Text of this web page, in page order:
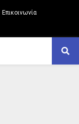
Επικοινωνία